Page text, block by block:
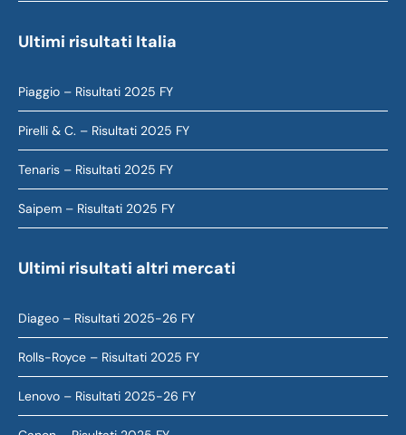
Ultimi risultati Italia
Piaggio – Risultati 2025 FY
Pirelli & C. – Risultati 2025 FY
Tenaris – Risultati 2025 FY
Saipem – Risultati 2025 FY
Ultimi risultati altri mercati
Diageo – Risultati 2025-26 FY
Rolls-Royce – Risultati 2025 FY
Lenovo – Risultati 2025-26 FY